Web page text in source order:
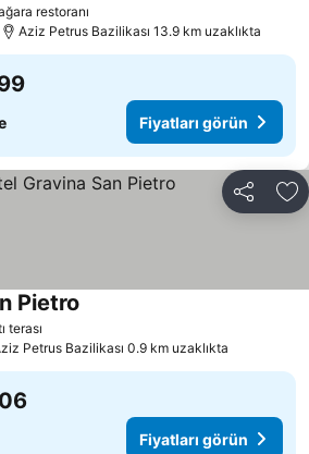
restoranı
Aziz Petrus Bazilikası 13.9 km uzaklıkta
Fiyatları görün
Paylaş
terası
Pietro
Petrus Bazilikası 0.9 km uzaklıkta
Fiyatları görün